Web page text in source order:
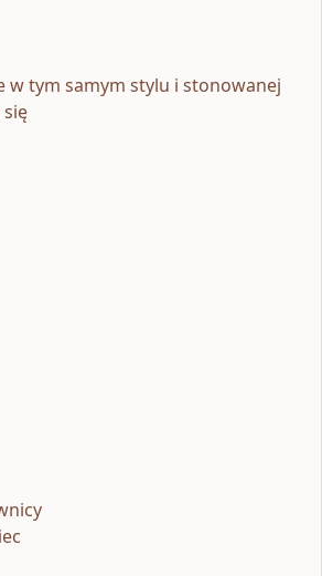
w tym samym stylu i stonowanej